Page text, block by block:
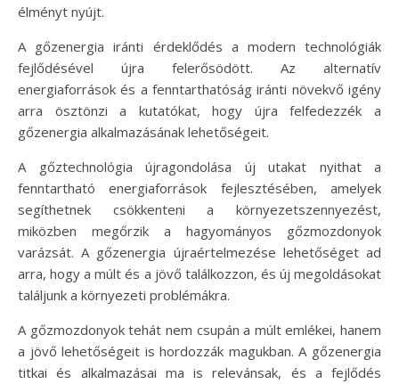
élményt nyújt.
A gőzenergia iránti érdeklődés a modern technológiák
fejlődésével újra felerősödött. Az alternatív
energiaforrások és a fenntarthatóság iránti növekvő igény
arra ösztönzi a kutatókat, hogy újra felfedezzék a
gőzenergia alkalmazásának lehetőségeit.
A gőztechnológia újragondolása új utakat nyithat a
fenntartható energiaforrások fejlesztésében, amelyek
segíthetnek csökkenteni a környezetszennyezést,
miközben megőrzik a hagyományos gőzmozdonyok
varázsát. A gőzenergia újraértelmezése lehetőséget ad
arra, hogy a múlt és a jövő találkozzon, és új megoldásokat
találjunk a környezeti problémákra.
A gőzmozdonyok tehát nem csupán a múlt emlékei, hanem
a jövő lehetőségeit is hordozzák magukban. A gőzenergia
titkai és alkalmazásai ma is relevánsak, és a fejlődés